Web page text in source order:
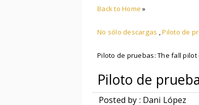
Back to Home »
No sólo descargas ,Piloto de
Piloto de pruebas: The fall
Piloto de
Posted by : Dani López